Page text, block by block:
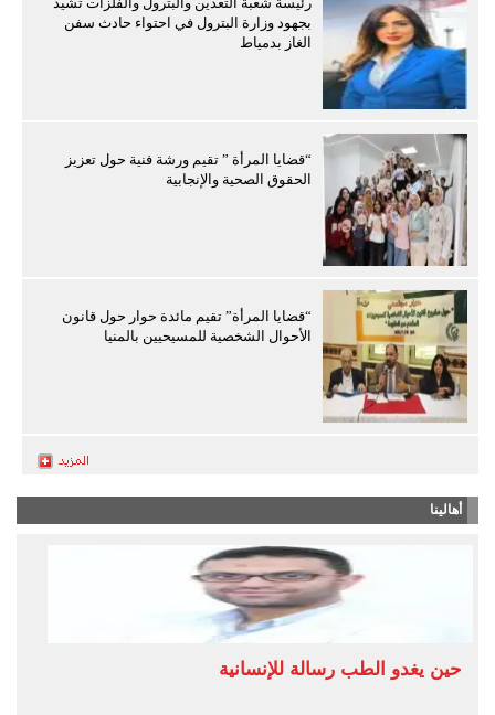
بجهود وزارة البترول في احتواء حادث سفن
الغاز بدمياط
“قضايا المرأة ” تقيم ورشة فنية حول تعزيز
الحقوق الصحية والإنجابية
“قضايا المرأة” تقيم مائدة حوار حول قانون
الأحوال الشخصية للمسيحيين بالمنيا
أهالينا
حين يغدو الطب رسالة للإنسانية